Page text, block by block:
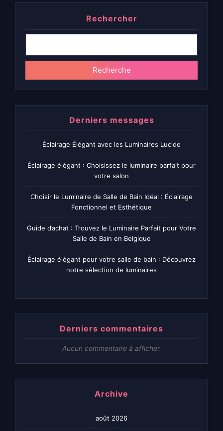
Rechercher
Recherche
Derniers messages
Éclairage Élégant avec les Luminaires Lucide
Éclairage élégant : Choisissez le luminaire parfait pour
votre salon
Choisir le Luminaire de Salle de Bain Idéal : Éclairage
Fonctionnel et Esthétique
Guide d’achat : Trouvez le Luminaire Parfait pour Votre
Salle de Bain en Belgique
Éclairage élégant pour votre salle de bain : Découvrez
notre sélection de luminaires
Derniers commentaires
Aucun commentaire à afficher.
Archive
août 2026